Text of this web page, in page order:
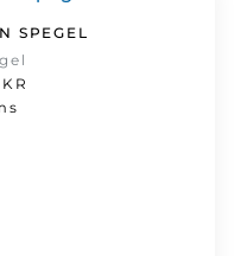
SPEGEL
KR